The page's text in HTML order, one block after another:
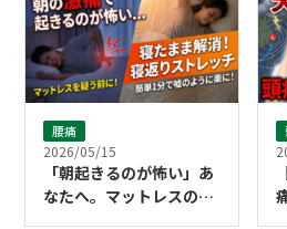
腰痛
2026/05/15
「朝起きるのが怖い」あ
なたへ。マットレスのせ